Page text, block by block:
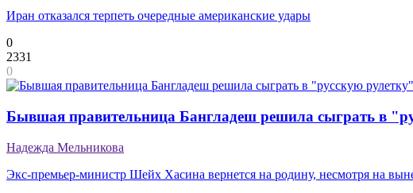
Иран отказался терпеть очередные американские удары
0
2331
0
Бывшая правительница Бангладеш решила сыграть в
Надежда Мельникова
Экс-премьер-министр Шейх Хасина вернется на родину, несмотря на